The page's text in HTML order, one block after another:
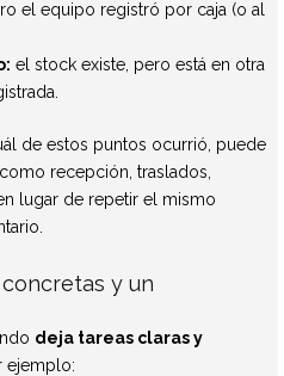
el equipo registró por caja (o al
el stock existe, pero está en otra
de estos puntos ocurrió, puede
recepción, traslados,
lugar de repetir el mismo
y un
deja tareas claras y
ejemplo: